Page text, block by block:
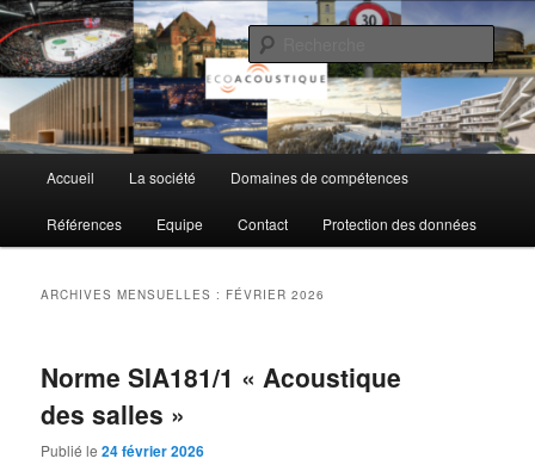
Aller
au
contenu
principal
Aller
au
contenu
secondaireEcoAcoustique SA
principal
Accueil La société Domaines de compétences
Références Equipe Contact Protection des données
ARCHIVES MENSUELLES : FÉVRIER 2026
Norme SIA181/1 « Acoustique
des salles »
Publié le24 février 2026